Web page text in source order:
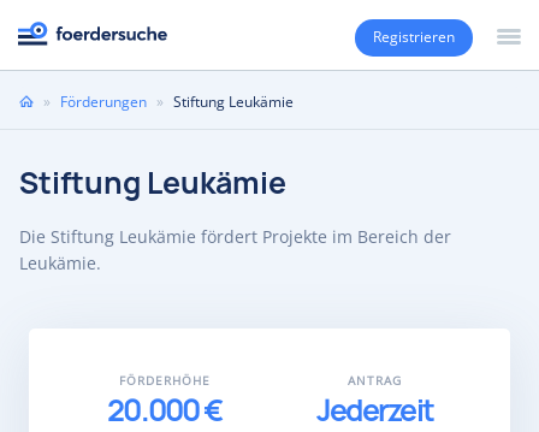
Registrieren
Sie» Förderungen » Stiftung Leukämie
Stiftung Leukämie
Die Stiftung Leukämie fördert Projekte im Bereich der
Leukämie.
FÖRDERHÖHE
20.000 €
ANTRAG
Jederzeit